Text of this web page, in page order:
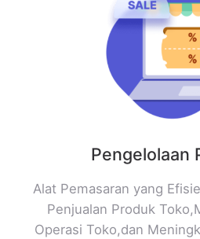
Pengelolaan
Alat Pemasaran yang
Penjualan Produk
Operasi Toko,dan